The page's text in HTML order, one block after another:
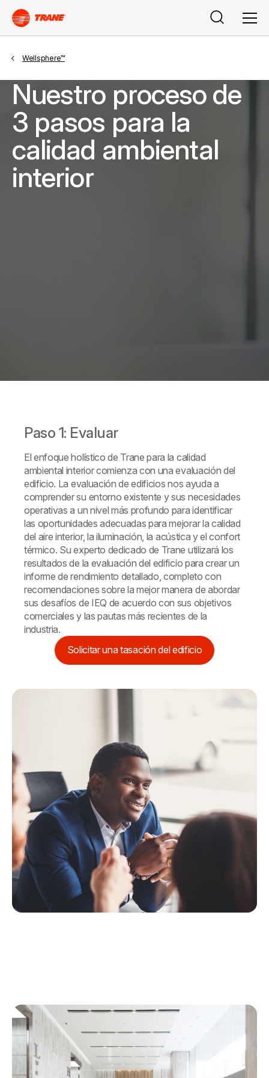
Search
Wellsphere™
Nuestro proceso de
3 pasos para la
calidad ambiental
interior
Paso 1: Evaluar
El enfoque holístico de Trane para la calidad
ambiental interior comienza con una evaluación del
edificio. La evaluación de edificios nos ayuda a
comprender su entorno existente y sus necesidades
operativas a un nivel más profundo para identificar
las oportunidades adecuadas para mejorar la calidad
del aire interior, la iluminación, la acústica y el confort
térmico. Su experto dedicado de Trane utilizará los
resultados de la evaluación del edificio para crear un
informe de rendimiento detallado, completo con
recomendaciones sobre la mejor manera de abordar
sus desafíos de IEQ de acuerdo con sus objetivos
comerciales y las pautas más recientes de la
industria.
Solicitar una tasación del edificio